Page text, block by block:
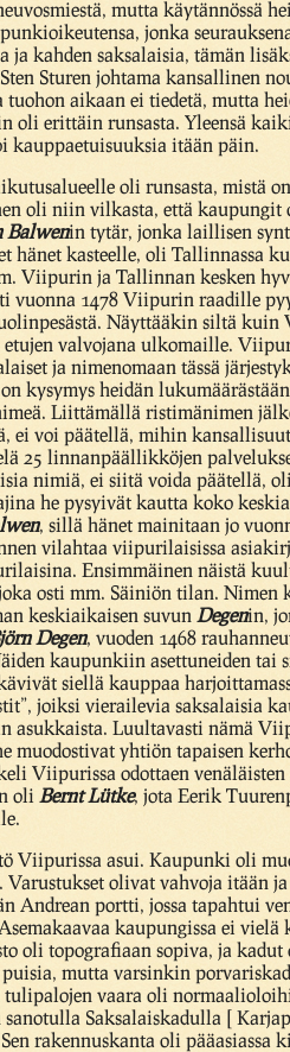
mutta käytännössä
jonka
kahden saksalaisia, tämän
Sturen johtama kansallinen
aikaan ei tiedetä, mutta
erittäin runsasta. Yleensä
kauppaetuisuuksia itään päin.
oli runsasta, mistä
oli niin vilkasta, että
Balwenin tytär, jonka laillisen
kasteelle, oli Tallinnassa
Viipurin ja Tallinnan kesken
1478 Viipurin raadille
Näyttääkin siltä
valvojana ulkomaille.
ja nimenomaan tässä
on kysymys heidän
Liittämällä ristimänimen
ei voi päätellä, mihin
25 linnanpäällikköjen
nimiä, ei siitä voida päätellä,
he pysyivät kautta koko
, sillä hänet mainitaan jo
vilahtaa viipurilaisissa
Ensimmäinen näistä
osti mm. Säiniön tilan. Nimen
keskiaikaisen suvun Degenin,
Degen, vuoden 1468
kaupunkiin asettuneiden tai
siellä kauppaa
joiksi vierailevia saksalaisia
asukkaista. Luultavasti nämä
muodostivat yhtiön tapaisen
Viipurissa odottaen
oli Bernt Lütke, jota Eerik
Viipurissa asui. Kaupunki oli
olivat vahvoja itään
Andrean portti, jossa tapahtui
kaupungissa ei
oli topografiaan sopiva, ja
mutta varsinkin
vaara oli
Saksalaiskadulla [
rakennuskanta oli